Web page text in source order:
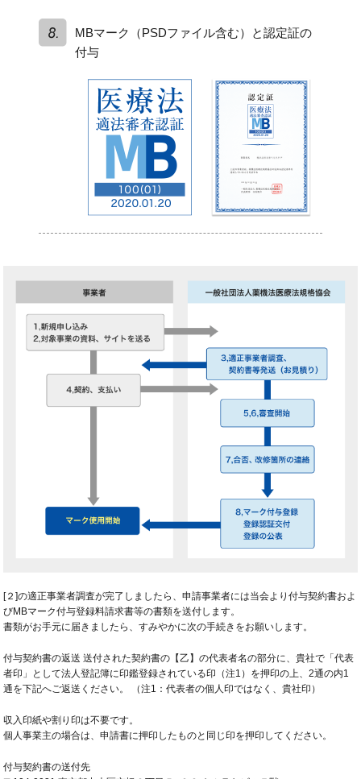
MBマーク（PSDファイル含む）と認定証の
付与
[２]の適正事業者調査が完了しましたら、申請事業者には当会より付与契約書およ
びMBマーク付与登録料請求書等の書類を送付します。
書類がお手元に届きましたら、すみやかに次の手続きをお願いします。
付与契約書の返送 送付された契約書の【乙】の代表者名の部分に、貴社で「代表
者印」として法人登記簿に印鑑登録されている印（注1）を押印の上、2通の内1
通を下記へご返送ください。 （注1：代表者の個人印ではなく、貴社印）
収入印紙や割り印は不要です。
個人事業主の場合は、申請書に押印したものと同じ印を押印してください。
付与契約書の送付先